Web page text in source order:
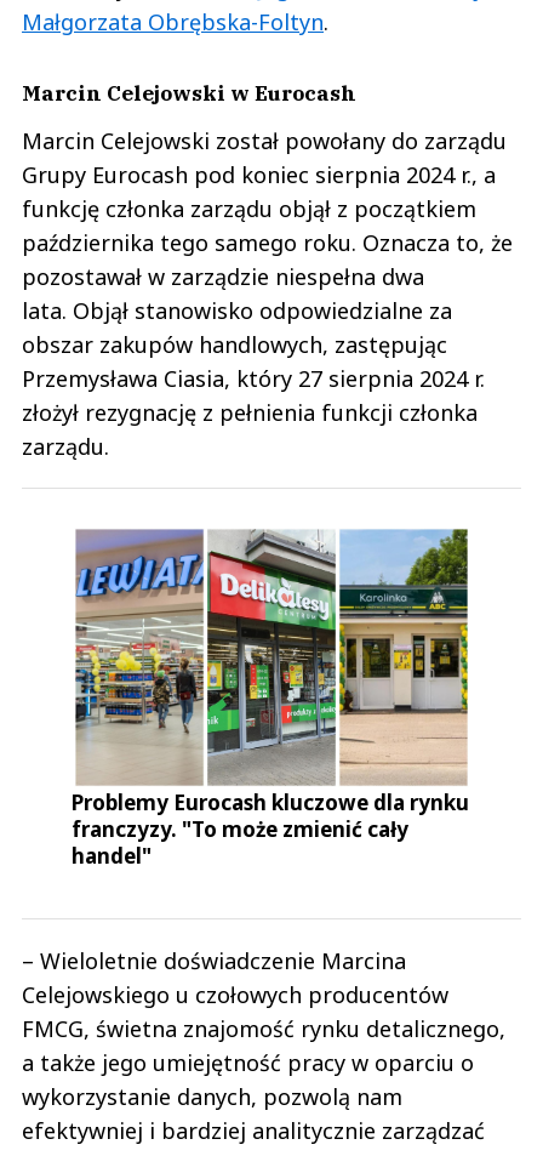
Małgorzata Obrębska-Foltyn.
Marcin Celejowski w Eurocash
Marcin Celejowski został powołany do zarządu
Grupy Eurocash pod koniec sierpnia 2024 r., a
funkcję członka zarządu objął z początkiem
października tego samego roku. Oznacza to, że
pozostawał w zarządzie niespełna dwa
lata. Objął stanowisko odpowiedzialne za
obszar zakupów handlowych, zastępując
Przemysława Ciasia, który 27 sierpnia 2024 r.
złożył rezygnację z pełnienia funkcji członka
zarządu.
Problemy Eurocash kluczowe dla rynku
franczyzy. "To może zmienić cały
handel"
– Wieloletnie doświadczenie Marcina
Celejowskiego u czołowych producentów
FMCG, świetna znajomość rynku detalicznego,
a także jego umiejętność pracy w oparciu o
wykorzystanie danych, pozwolą nam
efektywniej i bardziej analitycznie zarządzać